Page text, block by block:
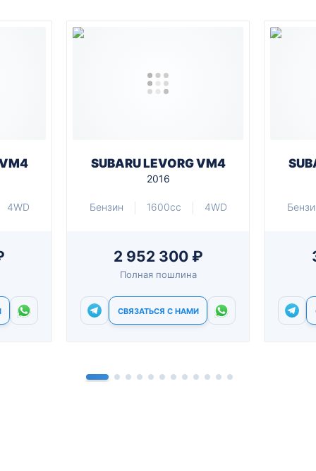
4WD
SUBARU LEVORG VM4
2016
Бензин 1600cc 4WD
2 952 300 ₽
Полная пошлина
СВЯЗАТЬСЯ С НАМИ